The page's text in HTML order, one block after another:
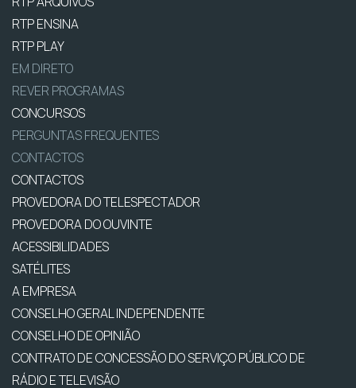
RTP ENSINA
RTP PLAY
EM DIRETO
REVER PROGRAMAS
CONCURSOS
PERGUNTAS FREQUENTES
CONTACTOS
CONTACTOS
PROVEDORA DO TELESPECTADOR
PROVEDORA DO OUVINTE
ACESSIBILIDADES
SATÉLITES
A EMPRESA
CONSELHO GERAL INDEPENDENTE
CONSELHO DE OPINIÃO
CONTRATO DE CONCESSÃO DO SERVIÇO PÚBLICO DE
RÁDIO E TELEVISÃO